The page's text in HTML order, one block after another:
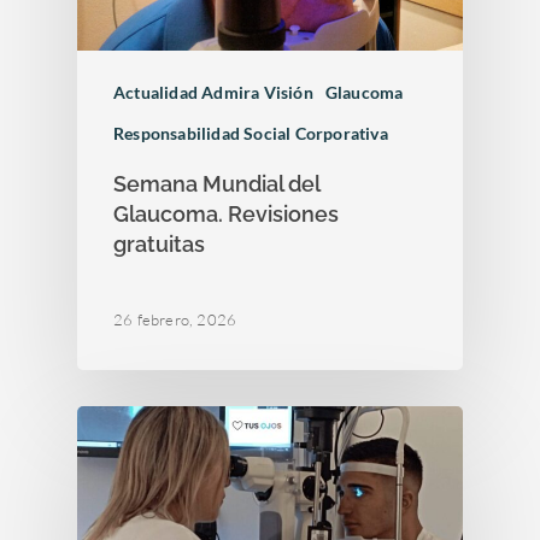
Actualidad Admira Visión Glaucoma
Responsabilidad Social Corporativa
Semana Mundial del
Glaucoma. Revisiones
gratuitas
26 febrero, 2026